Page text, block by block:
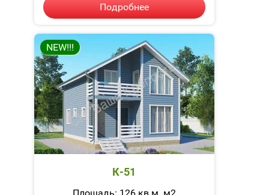
Подробнее
К-51
Площадь: 126 кв.м. м2
NEW!!!